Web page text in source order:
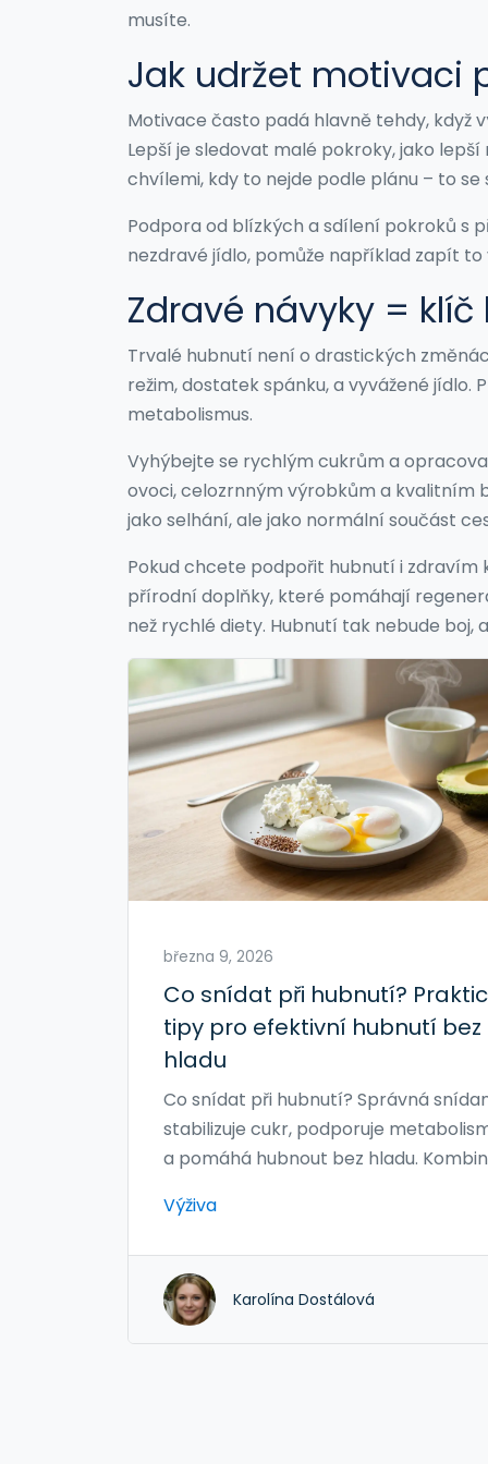
musíte.
Jak udržet motivaci
Motivace často padá hlavně tehdy, když
Lepší je sledovat malé pokroky, jako
chvílemi, kdy to nejde podle plánu – to se
Podpora od blízkých a sdílení pokroků s
nezdravé jídlo, pomůže například zapít
Zdravé návyky =
Trvalé hubnutí není o drastických
režim, dostatek spánku, a vyvážené jídlo.
metabolismus.
Vyhýbejte se rychlým cukrům a
ovoci, celozrnným výrobkům a kvalitním
jako selhání, ale jako normální součást
Pokud chcete podpořit hubnutí i zdravím
přírodní doplňky, které pomáhají
než rychlé diety. Hubnutí tak nebude
března 9, 2026
Co snídat při hubnutí?
tipy pro efektivní hubnutí bez
hladu
Co snídat při hubnutí? Správná
stabilizuje cukr, podporuje
a pomáhá hubnout bez hladu.
kvalitních multivitaminů je klíčem k
Výživa
Karolína Dostálová